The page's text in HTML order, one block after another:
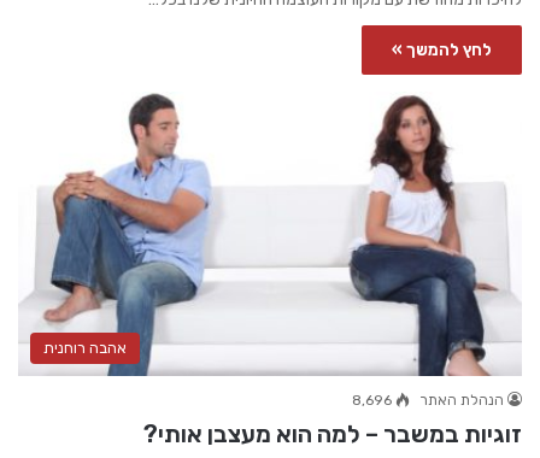
לחץ להמשך »
אהבה רוחנית
הנהלת האתר 8,696
זוגיות במשבר – למה הוא מעצבן אותי?